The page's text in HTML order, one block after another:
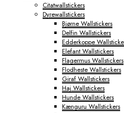
Citatwallstickers
Dyrewallstickers
Bjørne Wallstickers
Delfin Wallstickers
Edderkoppe
Elefant Wallstickers
Flagermus Wallstickers
Flodheste Wallstickers
Giraf Wallstickers
Haj Wallstickers
Hunde Wallstickers
Kænguru Wallstickers